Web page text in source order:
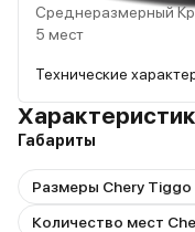
Среднеразмерный
5 мест
Технические
Габариты
Размеры Chery Tiggo
Количество мест